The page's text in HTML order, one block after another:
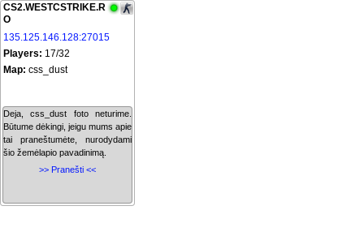
CS2.WESTCSTRIKE.R
O
135.125.146.128:27015
Players: 17/32
Map: css_dust
Deja, css_dust foto neturime.
Būtume dėkingi, jeigu mums apie
tai praneštumėte, nurodydami
šio žemėlapio pavadinimą.
>> Pranešti <<